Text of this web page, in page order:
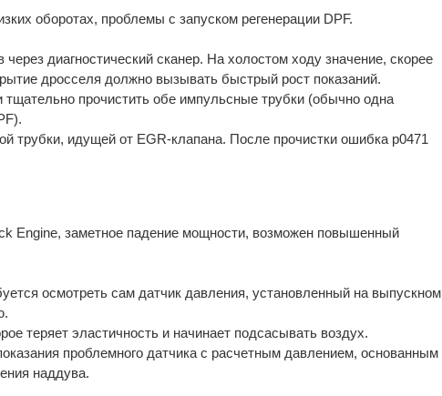
оборотах, проблемы с запуском регенерации DPF.
диагностический сканер. На холостом ходу значение, скорее
дросселя должно вызывать быстрый рост показаний.
прочистить обе импульсные трубки (обычно одна
трубки, идущей от EGR-клапана. После прочистки ошибка p0471
Engine, заметное падение мощности, возможен повышенный
осмотреть сам датчик давления, установленный на выпускном
теряет эластичность и начинает подсасывать воздух.
проблемного датчика с расчетным давлением, основанным
наддува.